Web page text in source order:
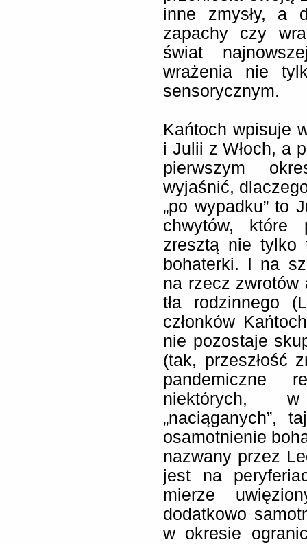
inne zmysły, a
zapachy czy
świat
wrażenia nie
sensorycznym.
Kańtoch wpisuje
i Julii z Włoch, a
pierwszym
wyjaśnić,
„po wypadku” to
chwytów, które
zresztą nie tylko
bohaterki. I na
na rzecz
tła rodzinnego
członków
nie pozostaje
(tak, przeszłość
pandemiczne
niektórych,
„naciąganych”,
osamotnienie
nazwany przez
jest na
mierze
dodatkowo
w okresie